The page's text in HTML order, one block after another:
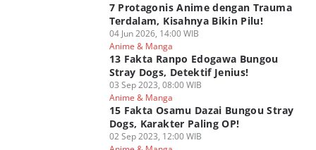
7 Protagonis Anime dengan Trauma
Terdalam, Kisahnya Bikin Pilu!
04 Jun 2026, 14:00 WIB
Anime & Manga
13 Fakta Ranpo Edogawa Bungou
Stray Dogs, Detektif Jenius!
03 Sep 2023, 08:00 WIB
Anime & Manga
15 Fakta Osamu Dazai Bungou Stray
Dogs, Karakter Paling OP!
02 Sep 2023, 12:00 WIB